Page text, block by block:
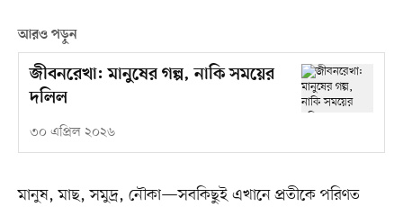
আরও পড়ুন
জীবনরেখা: মানুষের গল্প, নাকি সময়ের
দলিল
৩০ এপ্রিল ২০২৬
মানুষ, মাছ, সমুদ্র, নৌকা—সবকিছুই এখানে প্রতীকে পরিণত